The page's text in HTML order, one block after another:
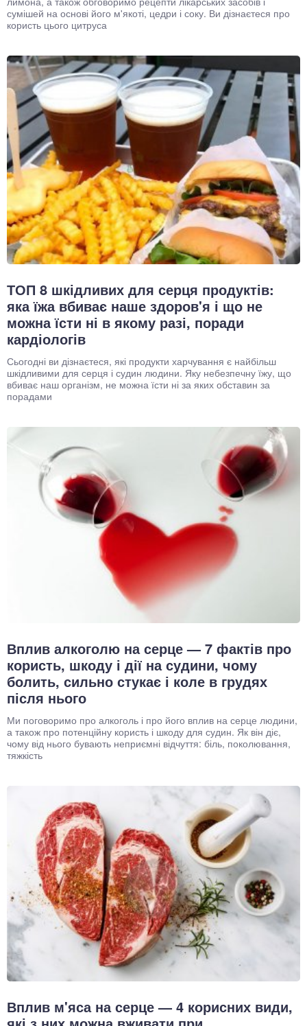
сумішей на основі його м'якоті, цедри і соку. Ви дізнаєтеся про
користь цього цитруса
ТОП 8 шкідливих для серця продуктів:
яка їжа вбиває наше здоров'я і що не
можна їсти ні в якому разі, поради
кардіологів
Сьогодні ви дізнаєтеся, які продукти харчування є найбільш
шкідливими для серця і судин людини. Яку небезпечну їжу, що
вбиває наш організм, не можна їсти ні за яких обставин за
порадами
Вплив алкоголю на серце — 7 фактів про
користь, шкоду і дії на судини, чому
болить, сильно стукає і коле в грудях
після нього
Ми поговоримо про алкоголь і про його вплив на серце людини,
а також про потенційну користь і шкоду для судин. Як він діє,
чому від нього бувають неприємні відчуття: біль, поколювання,
тяжкість
Вплив м'яса на серце — 4 корисних види,